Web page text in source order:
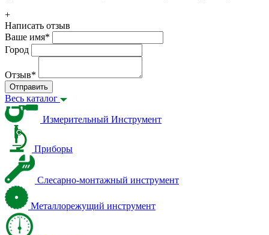
+
Написать отзыв
Ваше имя*
Город
Отзыв*
Отправить
Весь каталог
Измерительный Инструмент
Приборы
Слесарно-монтажный инструмент
Металлорежущий инструмент